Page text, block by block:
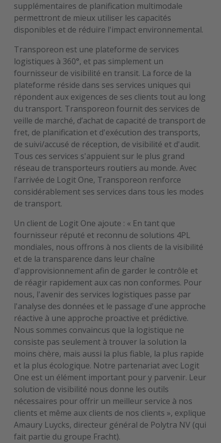
supplémentaires de planification multimodale
permettront de mieux utiliser les capacités
disponibles et de réduire l'impact environnemental.
Transporeon est une plateforme de services
logistiques à 360°, et pas simplement un
fournisseur de visibilité en transit. La force de la
plateforme réside dans ses services uniques qui
répondent aux exigences de ses clients tout au long
du transport. Transporeon fournit des services de
veille de marché, d’achat de capacité de transport de
fret, de planification et d'exécution des transports,
de suivi/accusé de réception, de visibilité et d'audit.
Tous ces services s'appuient sur le plus grand
réseau de transporteurs routiers au monde. Avec
l'arrivée de Logit One, Transporeon renforce
considérablement ses services dans tous les modes
de transport.
Un client de Logit One ajoute : « En tant que
fournisseur réputé et reconnu de solutions 4PL
mondiales, nous offrons à nos clients de la visibilité
et de la transparence dans leur chaîne
d'approvisionnement afin de garder le contrôle et
de réagir rapidement aux cas non conformes. Pour
nous, l'avenir des services logistiques passe par
l'analyse des données et le passage d'une approche
réactive à une approche proactive et prédictive.
Nous sommes convaincus que la logistique ne
consiste pas seulement à trouver la solution la
moins chère, mais aussi la plus fiable, la plus rapide
et la plus écologique. Notre partenariat avec Logit
One est un élément important pour y parvenir. Leur
solution de visibilité nous donne les outils
nécessaires pour offrir un meilleur service à nos
clients et même aux clients de nos clients », explique
Amaury Luycks, directeur général de Polytra NV (qui
fait partie du groupe Fracht).